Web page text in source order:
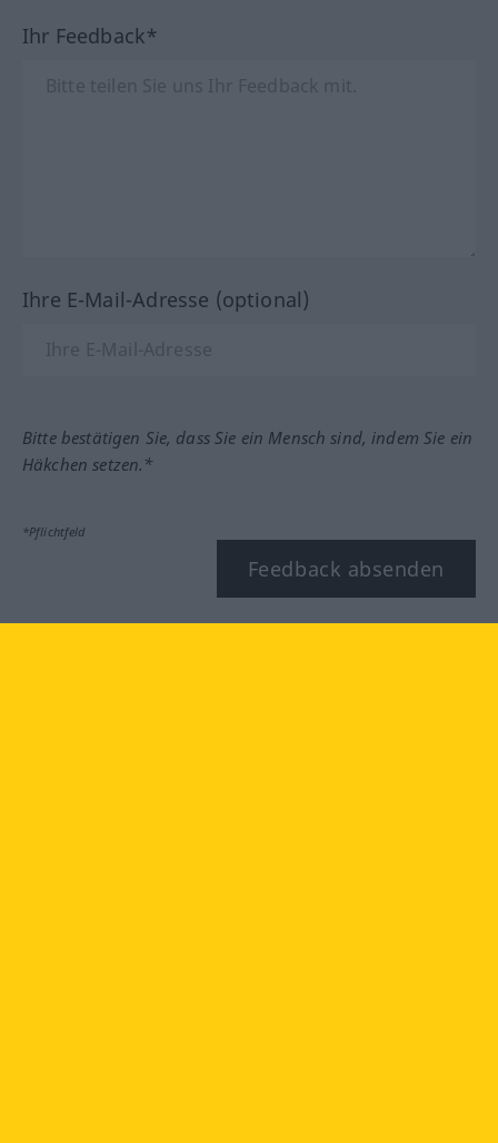
Ihr Feedback*
Ihre E-Mail-Adresse (optional)
Bitte bestätigen Sie, dass Sie ein Mensch sind, indem Sie ein
Häkchen setzen.*
*Pflichtfeld
Feedback absenden